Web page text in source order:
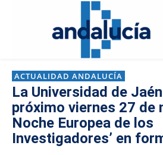
ACTUALIDAD ANDALUCÍA
La Universidad de
próximo viernes 27 de
Noche Europea de los
Investigadores’ en